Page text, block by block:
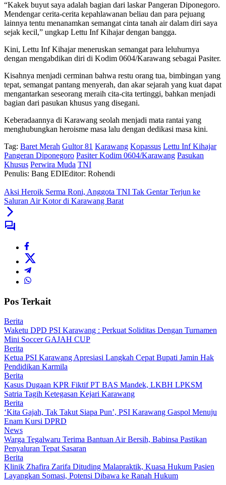
“Kakek buyut saya adalah bagian dari laskar Pangeran Diponegoro.
Mendengar cerita-cerita kepahlawanan beliau dan para pejuang
lainnya tentu menanamkan semangat cinta tanah air dalam diri saya
sejak kecil,” ungkap Lettu Inf Kihajar dengan bangga.
Kini, Lettu Inf Kihajar meneruskan semangat para leluhurnya
dengan mengabdikan diri di Kodim 0604/Karawang sebagai Pasiter.
Kisahnya menjadi cerminan bahwa restu orang tua, bimbingan yang
tepat, semangat pantang menyerah, dan akar sejarah yang kuat dapat
mengantarkan seseorang meraih cita-cita tertinggi, bahkan menjadi
bagian dari pasukan khusus yang disegani.
Keberadaannya di Karawang seolah menjadi mata rantai yang
menghubungkan heroisme masa lalu dengan dedikasi masa kini.
Tag: Baret Merah Gultor 81 Karawang Kopassus Lettu Inf Kihajar
Pangeran Diponegoro Pasiter Kodim 0604/Karawang Pasukan
Khusus Perwira Muda TNI
Penulis: Bang EDIEditor: Rohendi
Aksi Heroik Serma Roni, Anggota TNI Tak Gentar Terjun ke
Saluran Air Kotor di Karawang Barat
Pos Terkait
Berita
Waketu DPD PSI Karawang : Perkuat Soliditas Dengan Turnamen
Mini Soccer GAJAH CUP
Berita
Ketua PSI Karawang Apresiasi Langkah Cepat Bupati Jamin Hak
Pendidikan Karmila
Berita
Kasus Dugaan KPR Fiktif PT BAS Mandek, LKBH LPKSM
Satria Tagih Ketegasan Kejari Karawang
Berita
‘Kita Gajah, Tak Takut Siapa Pun’, PSI Karawang Gaspol Menuju
Enam Kursi DPRD
News
Warga Tegalwaru Terima Bantuan Air Bersih, Babinsa Pastikan
Penyaluran Tepat Sasaran
Berita
Klinik Zhafira Zarifa Dituding Malapraktik, Kuasa Hukum Pasien
Layangkan Somasi, Potensi Dibawa ke Ranah Hukum